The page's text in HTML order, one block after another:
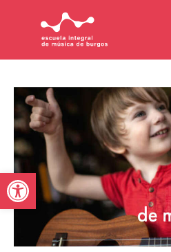
Abrir barra de herramientas